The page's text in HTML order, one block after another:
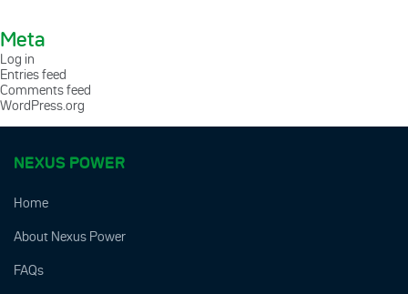
Meta
Log in
Entries feed
Comments feed
WordPress.org
NEXUS POWER
Home
About Nexus Power
FAQs